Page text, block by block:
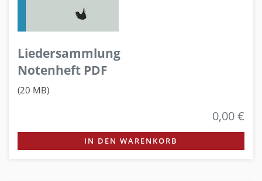
Liedersammlung
Notenheft PDF
(20 MB)
0,00 €
IN DEN WARENKORB